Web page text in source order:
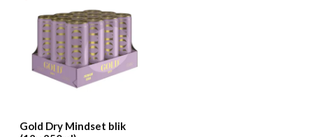
Gold Dry Mindset blik